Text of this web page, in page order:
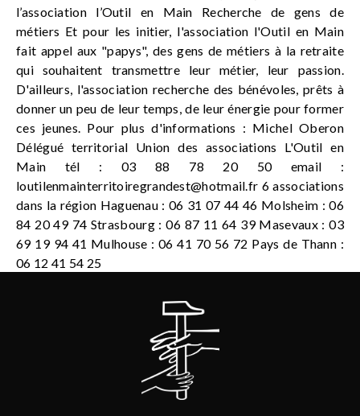
l’association l’Outil en Main Recherche de gens de
métiers Et pour les initier, l'association l'Outil en Main
fait appel aux "papys", des gens de métiers à la retraite
qui souhaitent transmettre leur métier, leur passion.
D'ailleurs, l'association recherche des bénévoles, prêts à
donner un peu de leur temps, de leur énergie pour former
ces jeunes. Pour plus d'informations : Michel Oberon
Délégué territorial Union des associations L'Outil en
Main tél : 03 88 78 20 50 email :
loutilenmainterritoiregrandest@hotmail.fr 6 associations
dans la région Haguenau : 06 31 07 44 46 Molsheim : 06
84 20 49 74 Strasbourg : 06 87 11 64 39 Masevaux : 03
69 19 94 41 Mulhouse : 06 41 70 56 72 Pays de Thann :
06 12 41 54 25